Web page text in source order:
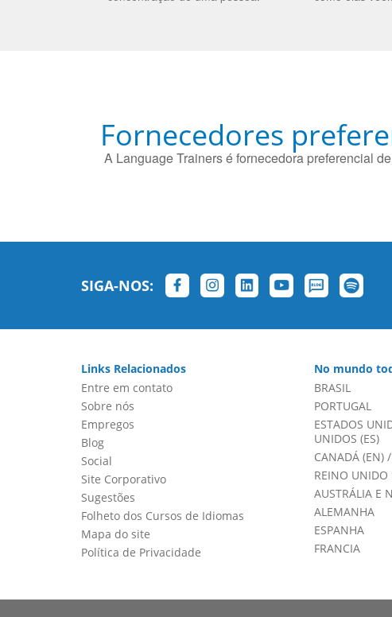
Fornecedores
A Language Trainers é fornecedora preferencial
SIGA-NOS:
Links Relacionados
Entre em contato
Sobre nós
Empregos
Blog
Social
Site Corporativo
Sugestões
Folheto dos Cursos de Idiomas
Mapa do site
Política de Privacidade
No mundo
BRASIL
PORTUGAL
ESTADOS
UNIDOS (ES)
CANADÁ (EN)/
REINO UNIDO
AUSTRÁLIA E
ALEMANHA
ESPANHA
FRANCIA